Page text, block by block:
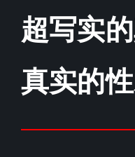
超写实
真实的